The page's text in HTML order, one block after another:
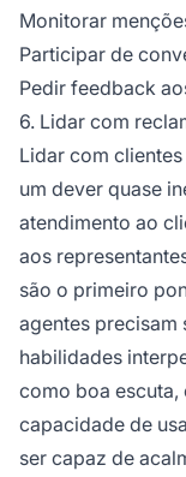
Monitorar
Participar de
Pedir feedback
6. Lidar com
Lidar com
um dever quase
atendimento ao
aos
são o primeiro
agentes precisam
habilidades
como boa escuta,
capacidade de
ser capaz de